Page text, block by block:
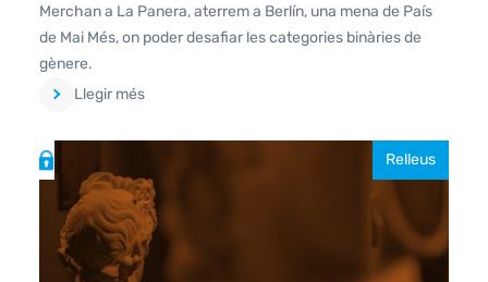
Merchan a La Panera, aterrem a Berlín, una mena de País
de Mai Més, on poder desafiar les categories binàries de
gènere.
Llegir més
Relleus